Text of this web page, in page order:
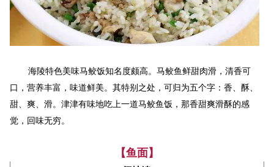
海陵特色美味马鲛饭知名度颇高。马鲛鱼鲜甜肉滑，清香可
口，营养丰富，味道鲜美。其特别之处，可归为五个字：香、酥、
甜、爽、滑。津津有味地吃上一道马鲛鱼饭，那香甜爽滑酥的感
觉，回味无穷。
【鱼面】